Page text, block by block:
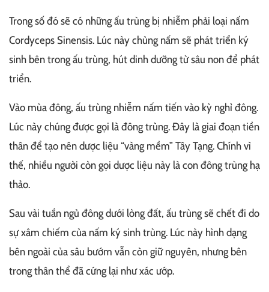
Trong số đó sẽ có những ấu trùng bị nhiễm phải loại nấm
Cordyceps Sinensis. Lúc này chủng nấm sẽ phát triển ký
sinh bên trong ấu trùng, hút dinh dưỡng từ sâu non để phát
triển.
Vào mùa đông, ấu trùng nhiễm nấm tiến vào kỳ nghỉ đông.
Lúc này chúng được gọi là đông trùng. Đây là giai đoạn tiền
thân để tạo nên dược liệu “vàng mềm” Tây Tạng. Chính vì
thế, nhiều người còn gọi dược liệu này là con đông trùng hạ
thảo.
Sau vài tuần ngủ đông dưới lòng đất, ấu trùng sẽ chết đi do
sự xâm chiếm của nấm ký sinh trùng. Lúc này hình dạng
bên ngoài của sâu bướm vẫn còn giữ nguyên, nhưng bên
trong thân thể đã cứng lại như xác ướp.